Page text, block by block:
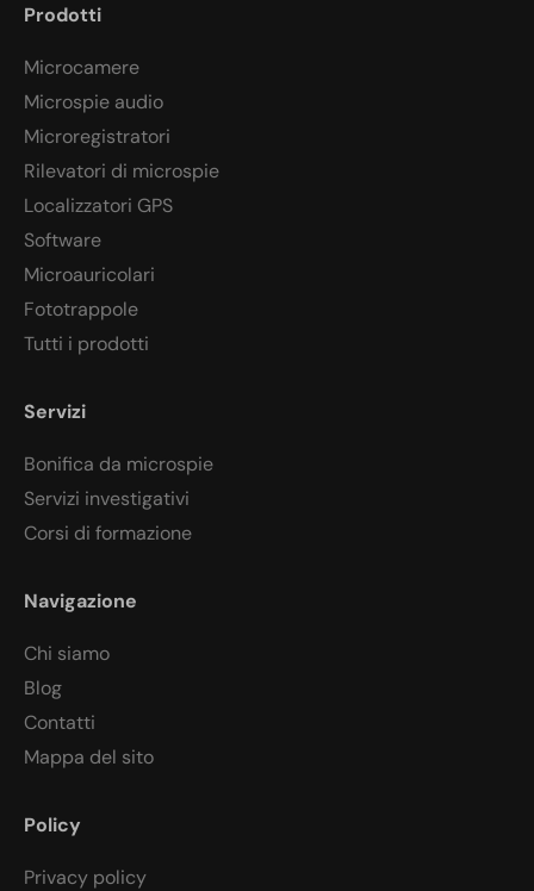
Prodotti
Microcamere
Microspie audio
Microregistratori
Rilevatori di microspie
Localizzatori GPS
Software
Microauricolari
Fototrappole
Tutti i prodotti
Servizi
Bonifica da microspie
Servizi investigativi
Corsi di formazione
Navigazione
Chi siamo
Blog
Contatti
Mappa del sito
Policy
Privacy policy